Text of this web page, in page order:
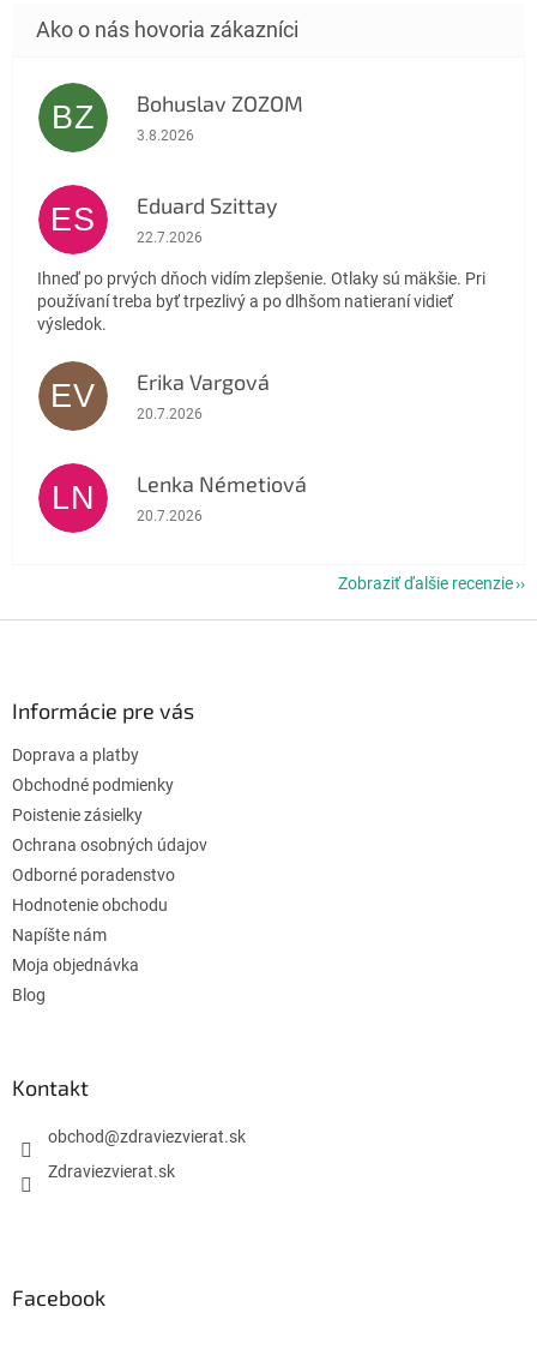
BZ Bohuslav ZOZOM
Hodnotenie obchodu je 5 z 5 hviezdičiek.
3.8.2026
ES Eduard Szittay
Hodnotenie obchodu je 5 z 5 hviezdičiek.
22.7.2026
Ihneď po prvých dňoch vidím zlepšenie. Otlaky sú mäkšie. Pri
používaní treba byť trpezlivý a po dlhšom natieraní vidieť
výsledok.
EV Erika Vargová
Hodnotenie obchodu je 5 z 5 hviezdičiek.
20.7.2026
LN Lenka Németiová
Hodnotenie obchodu je 5 z 5 hviezdičiek.
20.7.2026
Zobraziť ďalšie recenzie
Informácie pre vás
Doprava a platby
Obchodné podmienky
Poistenie zásielky
Ochrana osobných údajov
Odborné poradenstvo
Hodnotenie obchodu
Napíšte nám
Moja objednávka
Blog
Kontakt
obchod@zdraviezvierat.sk
Zdraviezvierat.sk
Facebook